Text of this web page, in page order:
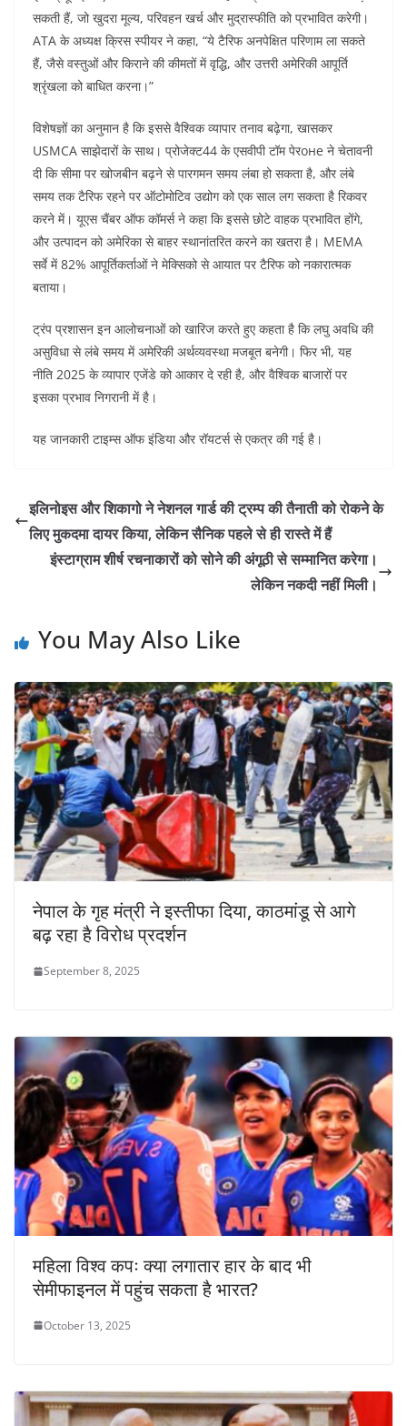
सकती हैं, जो खुदरा मूल्य, परिवहन खर्च और मुद्रास्फीति को प्रभावित करेगी।
ATA के अध्यक्ष क्रिस स्पीयर ने कहा, “ये टैरिफ अनपेक्षित परिणाम ला सकते
हैं, जैसे वस्तुओं और किराने की कीमतों में वृद्धि, और उत्तरी अमेरिकी आपूर्ति
श्रृंखला को बाधित करना।”
विशेषज्ञों का अनुमान है कि इससे वैश्विक व्यापार तनाव बढ़ेगा, खासकर
USMCA साझेदारों के साथ। प्रोजेक्ट44 के एसवीपी टॉम पेरоне ने चेतावनी
दी कि सीमा पर खोजबीन बढ़ने से पारगमन समय लंबा हो सकता है, और लंबे
समय तक टैरिफ रहने पर ऑटोमोटिव उद्योग को एक साल लग सकता है रिकवर
करने में। यूएस चैंबर ऑफ कॉमर्स ने कहा कि इससे छोटे वाहक प्रभावित होंगे,
और उत्पादन को अमेरिका से बाहर स्थानांतरित करने का खतरा है। MEMA
सर्वे में 82% आपूर्तिकर्ताओं ने मेक्सिको से आयात पर टैरिफ को नकारात्मक
बताया।
ट्रंप प्रशासन इन आलोचनाओं को खारिज करते हुए कहता है कि लघु अवधि की
असुविधा से लंबे समय में अमेरिकी अर्थव्यवस्था मजबूत बनेगी। फिर भी, यह
नीति 2025 के व्यापार एजेंडे को आकार दे रही है, और वैश्विक बाजारों पर
इसका प्रभाव निगरानी में है।
यह जानकारी टाइम्स ऑफ इंडिया और रॉयटर्स से एकत्र की गई है ।
इलिनोइस और शिकागो ने नेशनल गार्ड की ट्रम्प की तैनाती को रोकने के
लिए मुकदमा दायर किया, लेकिन सैनिक पहले से ही रास्ते में हैं
इंस्टाग्राम शीर्ष रचनाकारों को सोने की अंगूठी से सम्मानित करेगा।
लेकिन नकदी नहीं मिली।
You May Also Like
नेपाल के गृह मंत्री ने इस्तीफा दिया, काठमांडू से आगे
बढ़ रहा है विरोध प्रदर्शन
September 8, 2025
महिला विश्व कपः क्या लगातार हार के बाद भी
सेमीफाइनल में पहुंच सकता है भारत?
October 13, 2025